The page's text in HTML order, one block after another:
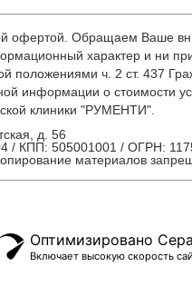
офертой. Обращаем Ваше
характер и ни
положениями ч. 2 ст. 437
информации о стоимости
клиники "РУМЕНТИ".
д. 56
/ КПП: 505001001 / ОГРН:
материалов
Оптимизировано
Включает высокую скорость